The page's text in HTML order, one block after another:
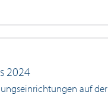
2024
auf der